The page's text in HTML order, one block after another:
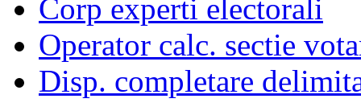
Corp experti electorali
Operator calc. sectie
Disp. completare